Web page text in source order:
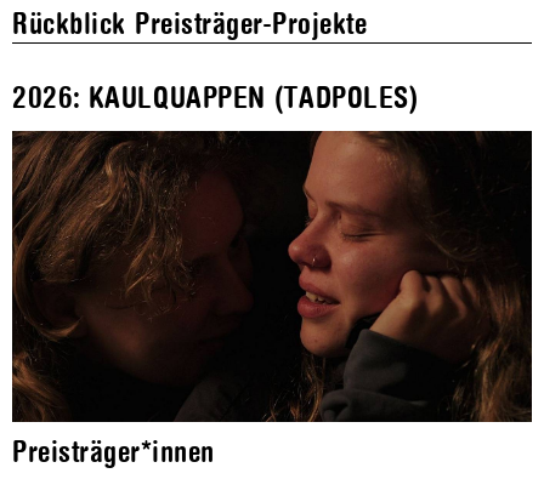
Rückblick Preisträger-Projekte
2026: KAULQUAPPEN (TADPOLES)
Preisträger*innen